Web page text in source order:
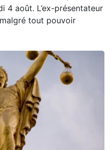
4 août. L’ex-présentateur
tout pouvoir